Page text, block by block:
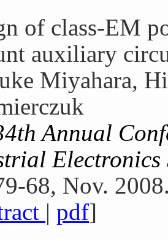
of class-EM
auxiliary
Miyahara,
Annual
Electronics
68, Nov.
| pdf]